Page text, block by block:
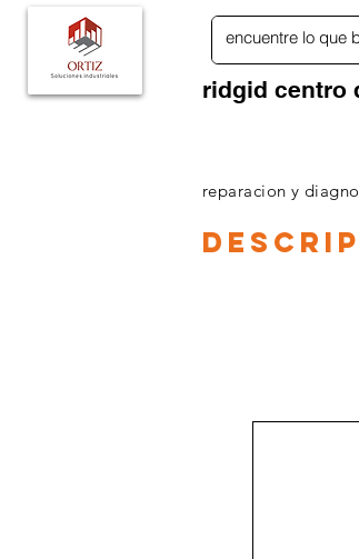
ridgid centro
reparacion y